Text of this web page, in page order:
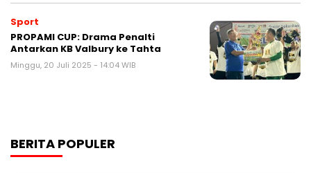
Sport
PROPAMI CUP: Drama Penalti
Antarkan KB Valbury ke Tahta
Minggu, 20 Juli 2025 - 14:04 WIB
BERITA POPULER